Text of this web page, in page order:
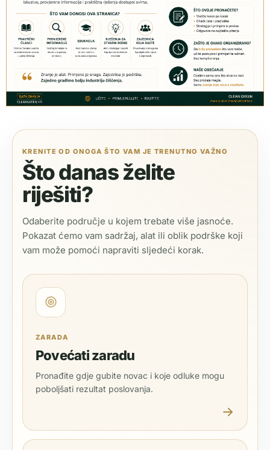
KRENITE OD ONOGA ŠTO VAM JE TRENUTNO VAŽNO
Što danas želite
riješiti?
Odaberite područje u kojem trebate više jasnoće.
Pokazat ćemo vam sadržaj, alat ili oblik podrške koji
vam može pomoći napraviti sljedeći korak.
ZARADA
Povećati zaradu
Pronađite gdje gubite novac i koje odluke mogu
poboljšati rezultat poslovanja.